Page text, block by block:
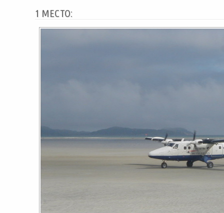
1 МЕСТО: